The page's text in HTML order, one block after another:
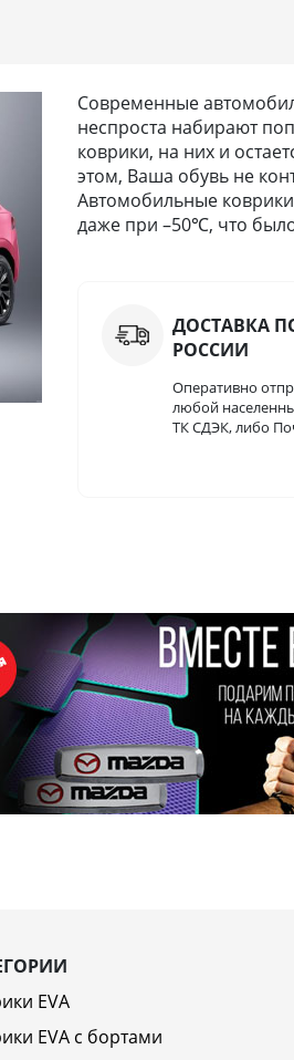
Современные
неспроста набирают
коврики, на них и
этом, Ваша обувь не
Автомобильные
даже при –50℃, что
ДОСТАВКА
РОССИИ
Оперативно
любой
ТК СДЭК, либо
EVA
EVA c бортами